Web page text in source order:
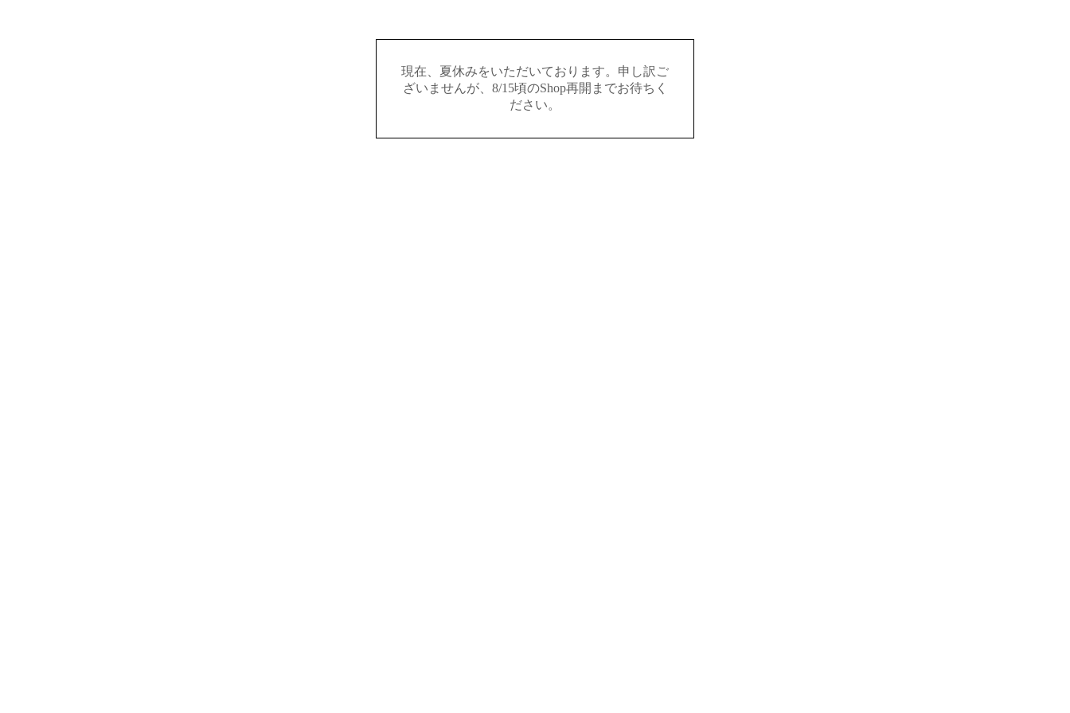
現在、夏休みをいただいております。申し訳ご
ざいませんが、8/15頃のShop再開までお待ちく
ださい。